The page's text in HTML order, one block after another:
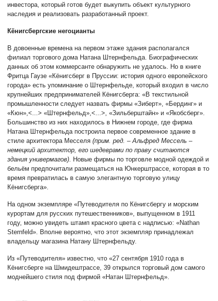
инвестора, который готов будет выкупить объект культурного
наследия и реализовать разработанный проект.
Кёнигсбергские негоцианты
В довоенные времена на первом этаже здания располагался
филиал торгового дома Натана Штернфельда. Биографических
данных об этом коммерсанте обнаружить не удалось. Но в книге
Фритца Гаузе «Кёнигсберг в Пруссии: история одного европейского
города» есть упоминание о Штернфельде, который входил в число
крупнейших предпринимателей Кёнигсберга: «В текстильной
промышленности следует назвать фирмы «Зиберт», «Бердинг» и
«Кюн»,<...> «Штернфельд»,<...>, «Зильберштайн» и «Якобсберг».
Большинство из них находилось в Нижнем городе, где фирма
Натана Штернфельда построила первое современное здание в
стиле архитектора Месселя (прим. ред. – Альфред Мессель –
немецкий архитектор, его шедеврами по праву считаются
здания универмагов) . Новые фирмы по торговле модной одеждой и
бельём предпочитали размещаться на Юнкерштрассе, которая в то
время превратилась в самую элегантную торговую улицу
Кёнигсберга».
На одном экземпляре «Путеводителя по Кёнигсбергу и морским
курортам для русских путешественников», выпущенном в 1911
году, можно увидеть штамп красного цвета с надписью: «Nathan
Sternfeld». Вполне вероятно, что этот экземпляр принадлежал
владельцу магазина Натану Штернфельду.
Из «Путеводителя» известно, что «27 сентября 1910 года в
Кёнигсберге на Шмидештрассе, 39 открылся торговый дом самого
моднейшего стиля под фирмой «Натан Штернфельд».